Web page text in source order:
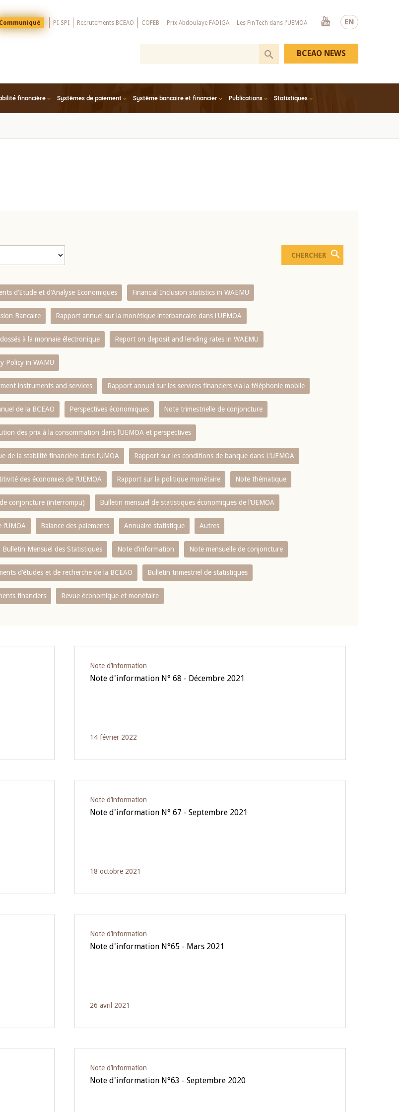
EN
Communiqué PI-SPI Recrutements BCEAO COFEB Prix Abdoulaye FADIGA Les FinTech dans l'UEMOA
Youtube
financière Systèmes de paiement Système bancaire et financier Publications Statistiques
BCEAO NEWS
d’Etude et d’Analyse Economiques Financial Inclusion statistics in WAEMU
Bancaire Rapport annuel sur la monétique interbancaire dans l'UEMOA
à la monnaie électronique Report on deposit and lending rates in WAEMU
Policy in WAMU
instruments and services Rapport annuel sur les services financiers via la téléphonie mobile
de la BCEAO Perspectives économiques Note trimestrielle de conjoncture
des prix à la consommation dans l‘UEMOA et perspectives
de la stabilité financière dans l‘UMOA Rapport sur les conditions de banque dans L‘UEMOA
des économies de l‘UEMOA Rapport sur la politique monétaire Note thématique
conjoncture (interrompu) Bulletin mensuel de statistiques économiques de l‘UEMOA
Balance des paiements Annuaire statistique Autres
Bulletin Mensuel des Statistiques Note d’information Note mensuelle de conjoncture
d’études et de recherche de la BCEAO Bulletin trimestriel de statistiques
financiers Revue économique et monétaire
Note d’information
Note d'information N° 68 - Décembre 2021
14 février 2022
Note d’information
Note d'information N° 67 - Septembre 2021
18 octobre 2021
Note d’information
Note d'information N°65 - Mars 2021
26 avril 2021
Note d’information
Note d'information N°63 - Septembre 2020